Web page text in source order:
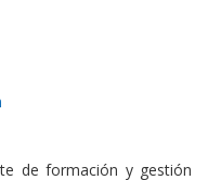
de formación y gestión